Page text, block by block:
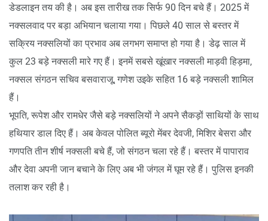
डेडलाइन तय की है। अब इस तारीख तक सिर्फ 90 दिन बचे हैं। 2025 में
नक्सलवाद पर बड़ा अभियान चलाया गया। पिछले 40 साल से बस्तर में
सक्रिय नक्सलियों का प्रभाव अब लगभग समाप्त हो गया है। डेढ़ साल में
कुल 23 बड़े नक्सली मारे गए हैं। इनमें सबसे खूंखार नक्सली माड़वी हिड़मा,
नक्सल संगठन सचिव बसवाराजू, गणेश उइके सहित 16 बड़े नक्सली शामिल
हैं।
भूपति, रूपेश और रामधेर जैसे बड़े नक्सलियों ने अपने सैकड़ों साथियों के साथ
हथियार डाल दिए हैं। अब केवल पोलित ब्यूरो मेंबर देवजी, मिशिर बेसरा और
गणपति तीन शीर्ष नक्सली बचे हैं, जो संगठन चला रहे हैं। बस्तर में पापाराव
और देवा अपनी जान बचाने के लिए अब भी जंगल में घूम रहे हैं। पुलिस इनकी
तलाश कर रही है।